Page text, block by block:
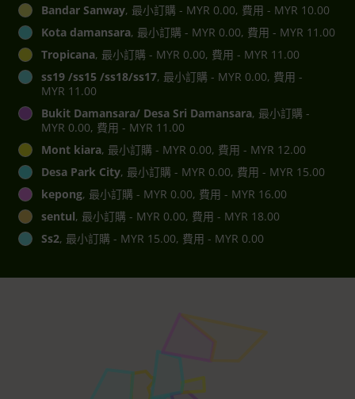
Bandar Sanway, 最小訂購 - MYR 0.00, 費用 - MYR 10.00
Kota damansara, 最小訂購 - MYR 0.00, 費用 - MYR 11.00
Tropicana, 最小訂購 - MYR 0.00, 費用 - MYR 11.00
ss19 /ss15 /ss18/ss17, 最小訂購 - MYR 0.00, 費用 -
MYR 11.00
Bukit Damansara/ Desa Sri Damansara, 最小訂購 -
MYR 0.00, 費用 - MYR 11.00
Mont kiara, 最小訂購 - MYR 0.00, 費用 - MYR 12.00
Desa Park City, 最小訂購 - MYR 0.00, 費用 - MYR 15.00
kepong, 最小訂購 - MYR 0.00, 費用 - MYR 16.00
sentul, 最小訂購 - MYR 0.00, 費用 - MYR 18.00
Ss2, 最小訂購 - MYR 15.00, 費用 - MYR 0.00